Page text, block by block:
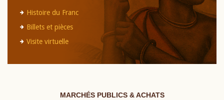
Histoire du Franc
Billets et pièces
Visite virtuelle
MARCHÉS PUBLICS & ACHATS